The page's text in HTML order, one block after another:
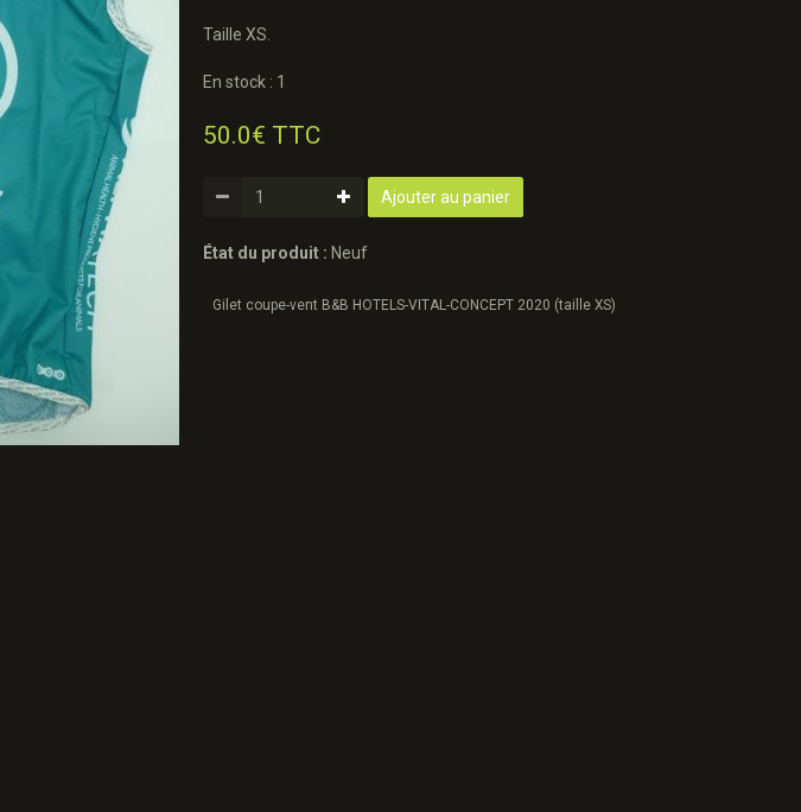
Taille XS.
En stock : 1
50.0€ TTC
Ajouter au panier
État du produit : Neuf
Gilet coupe-vent B&B HOTELS-VITAL-CONCEPT 2020 (taille XS)